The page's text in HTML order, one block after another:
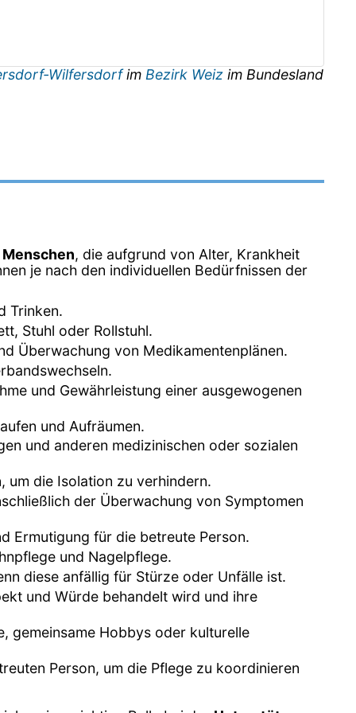
Wilfersdorfim Bezirk Weiz im Bundesland
, die aufgrund von Alter, Krankheit
je nach den individuellen Bedürfnissen der
Trinken.
Stuhl oder Rollstuhl.
Überwachung von Medikamentenplänen.
und Gewährleistung einer ausgewogenen
und Aufräumen.
und anderen medizinischen oder sozialen
um die Isolation zu verhindern.
der Überwachung von Symptomen
Ermutigung für die betreute Person.
und Nagelpflege.
diese anfällig für Stürze oder Unfälle ist.
und Würde behandelt wird und ihre
gemeinsame Hobbys oder kulturelle
Person, um die Pflege zu koordinieren